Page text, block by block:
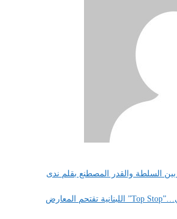
السلطة والقدر المصطنع بقلم ندى
من بيروت إلى دبي…”Top Stop” اللبنانية تقتحم المعارض